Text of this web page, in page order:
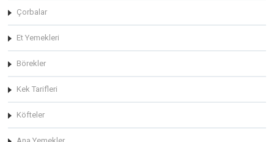
Çorbalar
Et Yemekleri
Börekler
Kek Tarifleri
Köfteler